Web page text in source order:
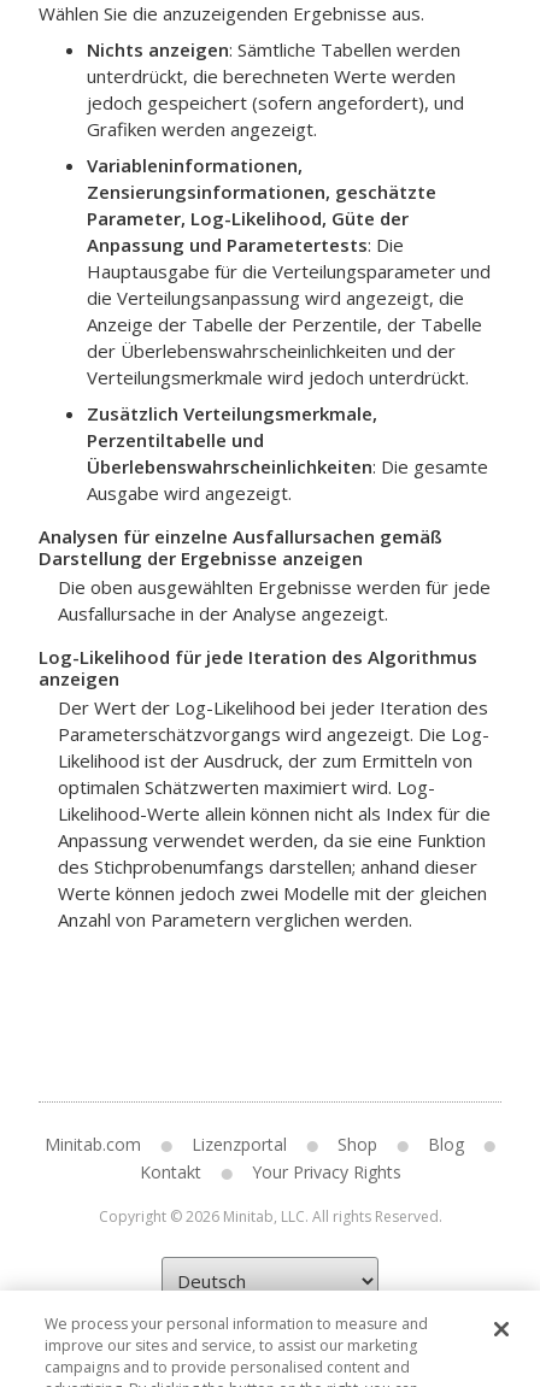
Wählen Sie die anzuzeigenden Ergebnisse aus.
Nichts anzeigen: Sämtliche Tabellen werden
unterdrückt, die berechneten Werte werden
jedoch gespeichert (sofern angefordert), und
Grafiken werden angezeigt.
Variableninformationen,
Zensierungsinformationen, geschätzte
Parameter, Log-Likelihood, Güte der
Anpassung und Parametertests: Die
Hauptausgabe für die Verteilungsparameter und
die Verteilungsanpassung wird angezeigt, die
Anzeige der Tabelle der Perzentile, der Tabelle
der Überlebenswahrscheinlichkeiten und der
Verteilungsmerkmale wird jedoch unterdrückt.
Zusätzlich Verteilungsmerkmale,
Perzentiltabelle und
Überlebenswahrscheinlichkeiten: Die gesamte
Ausgabe wird angezeigt.
Analysen für einzelne Ausfallursachen gemäß
Darstellung der Ergebnisse anzeigen
Die oben ausgewählten Ergebnisse werden für jede
Ausfallursache in der Analyse angezeigt.
Log-Likelihood für jede Iteration des Algorithmus
anzeigen
Der Wert der Log-Likelihood bei jeder Iteration des
Parameterschätzvorgangs wird angezeigt. Die Log-
Likelihood ist der Ausdruck, der zum Ermitteln von
optimalen Schätzwerten maximiert wird. Log-
Likelihood-Werte allein können nicht als Index für die
Anpassung verwendet werden, da sie eine Funktion
des Stichprobenumfangs darstellen; anhand dieser
Werte können jedoch zwei Modelle mit der gleichen
Anzahl von Parametern verglichen werden.
Minitab.com Lizenzportal Shop
Blog
Kontakt
Your Privacy Rights
Copyright © 2026 Minitab, LLC. All rights Reserved.
We process your personal information to measure and
improve our sites and service, to assist our marketing
campaigns and to provide personalised content and